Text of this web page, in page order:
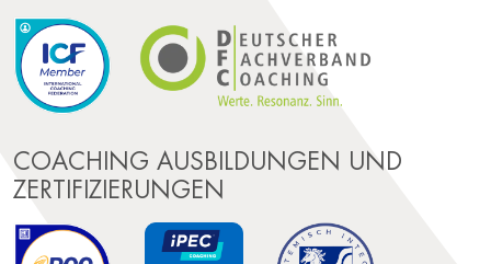
COACHING AUSBILDUNGEN UND
ZERTIFIZIERUNGEN